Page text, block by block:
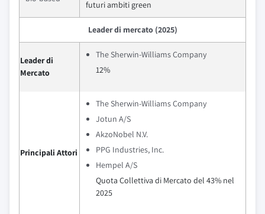
futuri ambiti green
Leader di mercato (2025)
Leader di
Mercato
The Sherwin-Williams Company
12%
Principali Attori
The Sherwin-Williams Company
Jotun A/S
AkzoNobel N.V.
PPG Industries, Inc.
Hempel A/S
Quota Collettiva di Mercato del 43% nel
2025